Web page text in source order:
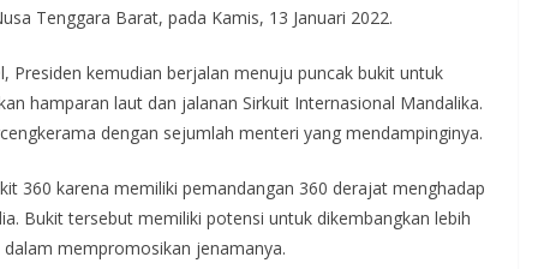
Tenggara Barat, pada Kamis, 13 Januari 2022.
Presiden kemudian berjalan menuju puncak bukit untuk
hamparan laut dan jalanan Sirkuit Internasional Mandalika.
dengan sejumlah menteri yang mendampinginya.
360 karena memiliki pemandangan 360 derajat menghadap
Bukit tersebut memiliki potensi untuk dikembangkan lebih
mempromosikan jenamanya.